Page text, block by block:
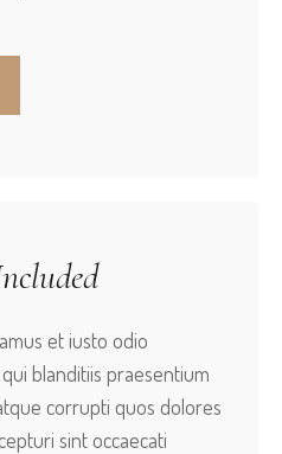
et iusto odio
blanditiis praesentium
corrupti quos dolores
sint occaecati